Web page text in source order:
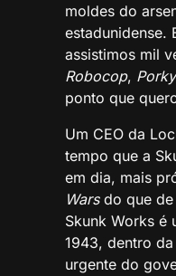
moldes do
estadunidense.
assistimos mil
Robocop,
ponto que
Um CEO da
tempo que a
em dia, mais
Warsdo que de
Skunk Works é
1943, dentro
urgente do